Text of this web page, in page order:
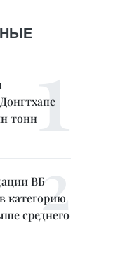
тонн
ВБ
категорию
среднего